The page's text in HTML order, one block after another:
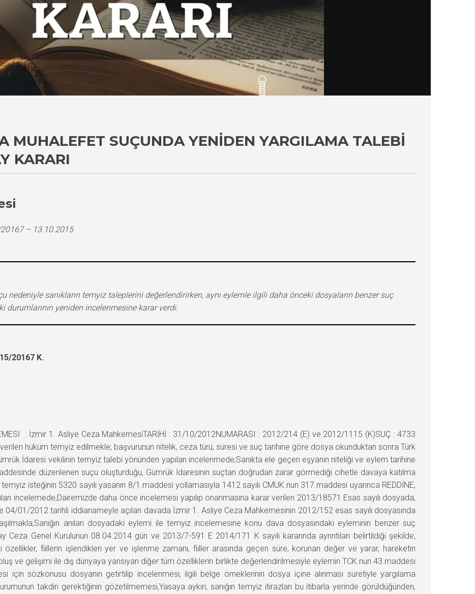
MUHALEFET SUÇUNDA YENIDEN YARGILAMA TALEBI
KARARI
– 13.10.2015
nedeniyle sanıkların temyiz taleplerini değerlendirirken, aynı eylemle ilgili daha önceki dosyaların benzer suç
durumlarının yeniden incelenmesine karar verdi.
20167 K.
: İzmir 1. Asliye Ceza MahkemesiTARİHİ : 31/10/2012NUMARASI : 2012/214 (E) ve 2012/1115 (K)SUÇ : 4733
hüküm temyiz edilmekle; başvurunun nitelik, ceza türü, süresi ve suç tarihine göre dosya okunduktan sonra Türk
İdaresi vekilinin temyiz talebi yönünden yapılan incelenmede;Sanıkta ele geçen eşyanın niteliği ve eylem tarihine
düzenlenen suçu oluşturduğu, Gümrük İdaresinin suçtan doğrudan zarar görmediği cihetle davaya katılma
isteğinin 5320 sayılı yasanın 8/1.maddesi yollamasıyla 1412 sayılı CMUK.nun 317.maddesi uyarınca REDDİNE,
incelemede;Dairemizde daha önce incelemesi yapılıp onanmasına karar verilen 2013/18571 Esas sayılı dosyada,
01/2012 tarihli iddianameyle açılan davada İzmir 1. Asliye Ceza Mahkemesinin 2012/152 esas sayılı dosyasında
anılan dosyadaki eylemi ile temyiz incelemesine konu dava dosyasındaki eyleminin benzer suç
Ceza Genel Kurulunun 08.04.2014 gün ve 2013/7-591 E 2014/171 K sayılı kararında ayrıntıları belirtildiği şekilde,
fiillerin işlendikleri yer ve işlenme zamanı, fiiller arasında geçen süre, korunan değer ve yarar, hareketin
ve gelişimi ile dış dünyaya yansıyan diğer tüm özelliklerin birlikte değerlendirilmesiyle eylemin TCK.nun 43.maddesi
için sözkonusu dosyanın getirtilip incelenmesi, ilgili belge örneklerinin dosya içine alınması suretiyle yargılama
takdiri gerektiğinin gözetilmemesi,Yasaya aykırı, sanığın temyiz itirazları bu itibarla yerinde görüldüğünden,